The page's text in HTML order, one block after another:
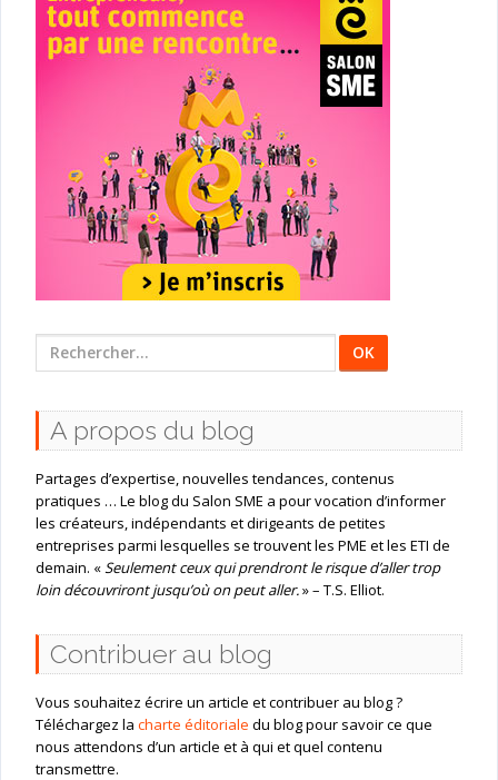
Rechercher
:
A propos du blog
Partages d’expertise, nouvelles tendances, contenus
pratiques … Le blog du Salon SME a pour vocation d’informer
les créateurs, indépendants et dirigeants de petites
entreprises parmi lesquelles se trouvent les PME et les ETI de
demain. «Seulement ceux qui prendront le risque d’aller trop
loin découvriront jusqu’où on peut aller.» – T.S. Elliot.
Contribuer au blog
Vous souhaitez écrire un article et contribuer au blog ?
Téléchargez la charte éditoriale du blog pour savoir ce que
nous attendons d’un article et à qui et quel contenu
transmettre.